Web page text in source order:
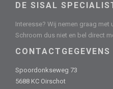
DE SISAL
Interesse? Wij nemen graag met
Schroom dus niet en bel direct
CONTACTGEGEVENS
Spoordonkseweg 73
5688 KC Oirschot